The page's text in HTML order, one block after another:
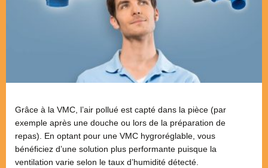
Grâce à la VMC, l’air pollué est capté dans la pièce (par
exemple après une douche ou lors de la préparation de
repas). En optant pour une VMC hygroréglable, vous
bénéficiez d’une solution plus performante puisque la
ventilation varie selon le taux d’humidité détecté.